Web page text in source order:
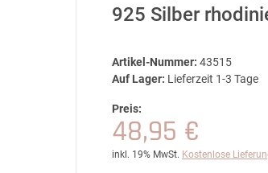
925 Silber
Artikel-Nummer: 43515
Auf Lager: Lieferzeit 1-3 Tage
Preis:
48,95 €
inkl. 19% MwSt. Kostenlose